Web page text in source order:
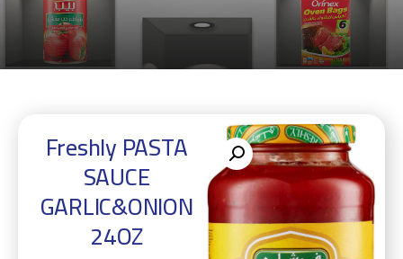
Freshly PASTA
SAUCE
GARLIC&ONION
24OZ